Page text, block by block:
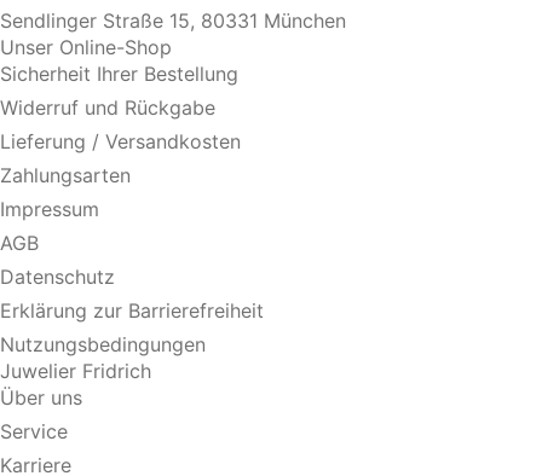
Sendlinger Straße 15, 80331 München
Unser Online-Shop
Sicherheit Ihrer Bestellung
Widerruf und Rückgabe
Lieferung / Versandkosten
Zahlungsarten
Impressum
AGB
Datenschutz
Erklärung zur Barrierefreiheit
Nutzungsbedingungen
Juwelier Fridrich
Über uns
Service
Karriere